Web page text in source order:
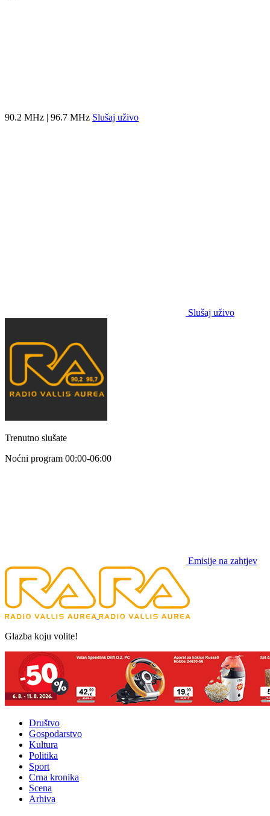
90.2 MHz | 96.7 MHz Slušaj uživo
Slušaj uživo
Trenutno slušate
Noćni program 00:00-06:00
Emisije na zahtjev
Glazba koju volite!
Društvo
Gospodarstvo
Kultura
Politika
Sport
Crna kronika
Scena
Arhiva